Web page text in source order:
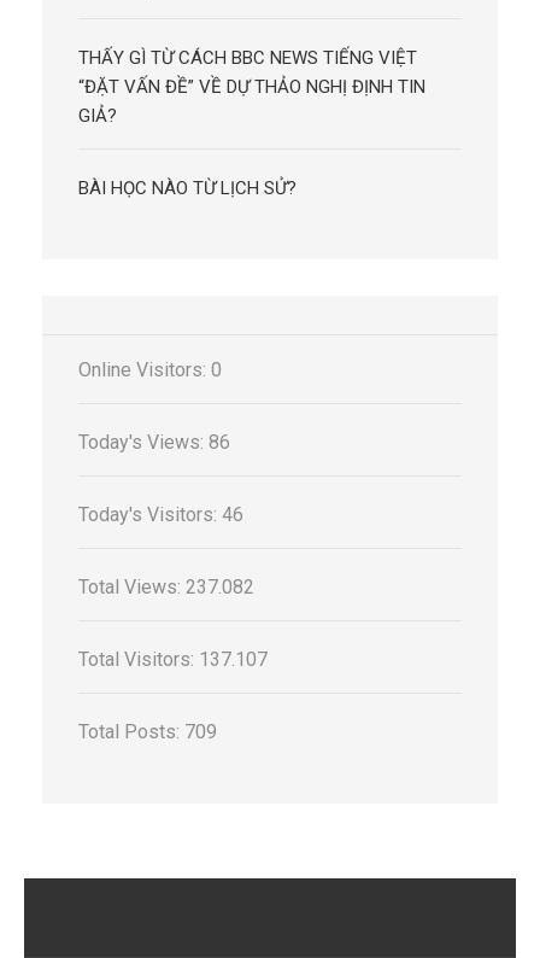
THẤY GÌ TỪ CÁCH BBC NEWS TIẾNG VIỆT
“ĐẶT VẤN ĐỀ” VỀ DỰ THẢO NGHỊ ĐỊNH TIN
GIẢ?
BÀI HỌC NÀO TỪ LỊCH SỬ?
Online Visitors: 0
Today's Views: 86
Today's Visitors: 46
Total Views: 237.082
Total Visitors: 137.107
Total Posts: 709